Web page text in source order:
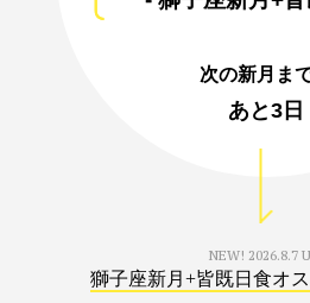
次の新月ま
あと3日
NEW! 2026.8.7
獅子座新月+皆既日食オ